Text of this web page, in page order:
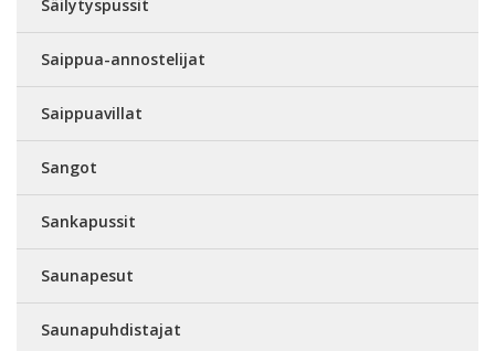
Säilytyspussit
Saippua-annostelijat
Saippuavillat
Sangot
Sankapussit
Saunapesut
Saunapuhdistajat